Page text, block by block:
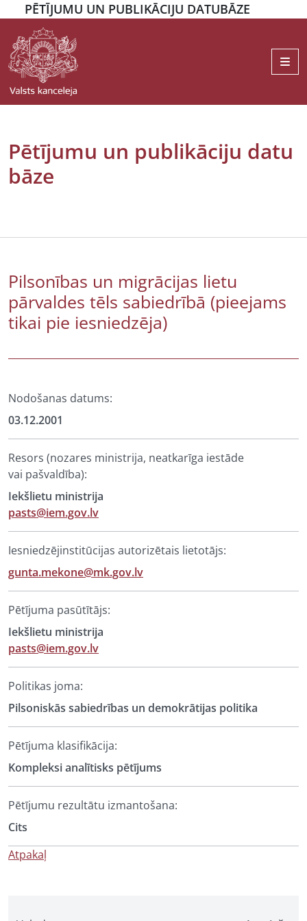
PĒTĪJUMU UN PUBLIKĀCIJU DATUBĀZE
Pētījumu un publikāciju datu
bāze
Pilsonības un migrācijas lietu
pārvaldes tēls sabiedrībā (pieejams
tikai pie iesniedzēja)
Nodošanas datums:
03.12.2001
Resors (nozares ministrija, neatkarīga iestāde
vai pašvaldība):
Iekšlietu ministrija
pasts@iem.gov.lv
Iesniedzējinstitūcijas autorizētais lietotājs:
gunta.mekone@mk.gov.lv
Pētījuma pasūtītājs:
Iekšlietu ministrija
pasts@iem.gov.lv
Politikas joma:
Pilsoniskās sabiedrības un demokrātijas politika
Pētījuma klasifikācija:
Kompleksi analītisks pētījums
Pētījumu rezultātu izmantošana:
Cits
Atpakaļ